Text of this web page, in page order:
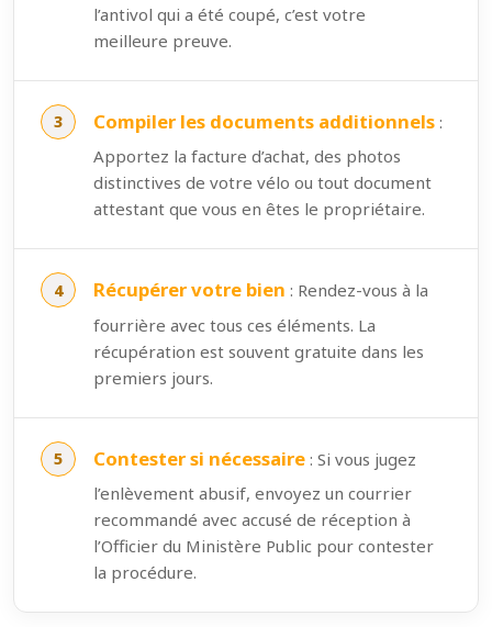
l’antivol qui a été coupé, c’est votre
meilleure preuve.
Compiler les documents additionnels :
Apportez la facture d’achat, des photos
distinctives de votre vélo ou tout document
attestant que vous en êtes le propriétaire.
Récupérer votre bien : Rendez-vous à la
fourrière avec tous ces éléments. La
récupération est souvent gratuite dans les
premiers jours.
Contester si nécessaire : Si vous jugez
l’enlèvement abusif, envoyez un courrier
recommandé avec accusé de réception à
l’Officier du Ministère Public pour contester
la procédure.